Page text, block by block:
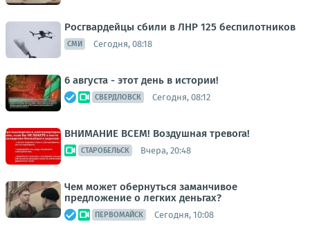
Росгвардейцы сбили в ЛНР 125 беспилотников
СМИ Сегодня, 08:18
6 августа - этот день в истории!
СВЕРДЛОВСК Сегодня, 08:12
ВНИМАНИЕ ВСЕМ! Воздушная тревога!
СТАРОБЕЛЬСК Вчера, 20:48
Чем может обернуться заманчивое
предложение о легких деньгах?
ПЕРВОМАЙСК Сегодня, 10:08